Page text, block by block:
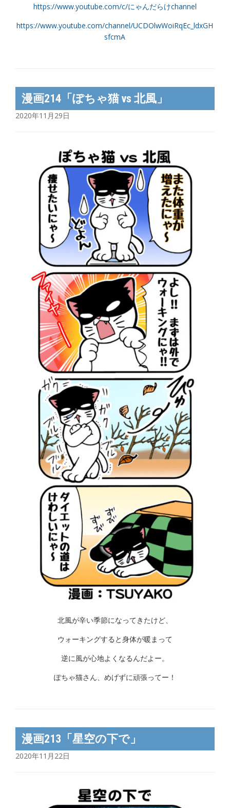
https://www.youtube.com/c/にゃんだらけchannel
https://www.youtube.com/channel/UCDOlwWoiRqEc_ldxGH
sfcmA
漫画214「ぽちゃ猫 vs 北風」
2020年11月29日
北風が辛い季節になってきたけど、
ウォーキングすると身体が暖まって
逆に風が心地よくなるんだよー。
ぽちゃ猫さん、めげずに頑張ってー！
漫画213「星空の下で」
2020年11月22日